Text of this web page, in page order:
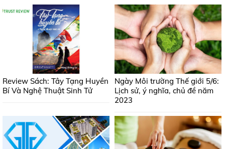
Review Sách: Tây Tạng Huyền
Bí Và Nghệ Thuật Sinh Tử
Ngày Môi trường Thế giới 5/6:
Lịch sử, ý nghĩa, chủ đề năm
2023